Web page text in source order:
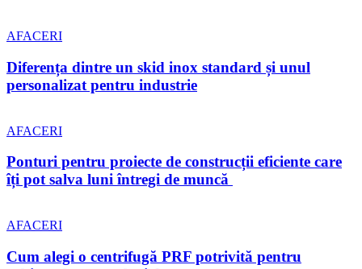
AFACERI
Diferența dintre un skid inox standard și unul
personalizat pentru industrie
AFACERI
Ponturi pentru proiecte de construcții eficiente care
îți pot salva luni întregi de muncă
AFACERI
Cum alegi o centrifugă PRF potrivită pentru